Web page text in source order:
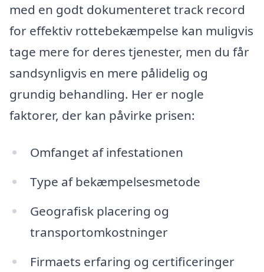
med en godt dokumenteret track record
for effektiv rottebekæmpelse kan muligvis
tage mere for deres tjenester, men du får
sandsynligvis en mere pålidelig og
grundig behandling. Her er nogle
faktorer, der kan påvirke prisen:
Omfanget af infestationen
Type af bekæmpelsesmetode
Geografisk placering og
transportomkostninger
Firmaets erfaring og certificeringer